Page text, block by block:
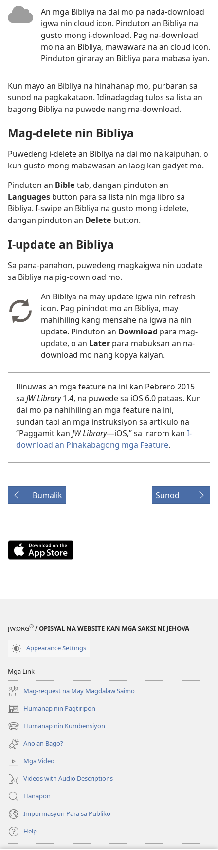
An mga Bibliya na dai mo pa nada-download
igwa nin cloud icon. Pinduton an Bibliya na
gusto mong i-download. Pag na-download
mo na an Bibliya, mawawara na an cloud icon.
Pinduton giraray an Bibliya para mabasa iyan.
Kun mayo an Bibliya na hinahanap mo, purbaran sa
sunod na pagkakataon. Idinadagdag tulos sa lista an
bagong Bibliya na puwede nang ma-download.
Mag-delete nin Bibliya
Puwedeng i-delete an Bibliya na dai mo na kaipuhan, o
kun gusto mong mabawasan an laog kan gadyet mo.
Pinduton an Bible tab, dangan pinduton an
Languages button para sa lista nin mga libro sa
Bibliya. I-swipe an Bibliya na gusto mong i-delete,
dangan pinduton an Delete button.
I-update an Bibliya
Sa pana-panahon, puwedeng magkaigwa nin update
sa Bibliya na pig-download mo.
An Bibliya na may update igwa nin refresh
icon. Pag pinindot mo an Bibliya, may
mahihiling kang mensahe na igwa na nin
update. Pinduton an Download para mag-
update, o an Later para mabuksan an na-
download mo nang kopya kaiyan.
Ilinuwas an mga feature na ini kan Pebrero 2015
sa JW Library1.4, na puwede sa iOS 6.0 pataas. Kun
dai mo pa nahihiling an mga feature na ini,
sundan tabi an mga instruksiyon sa artikulo na
“Paggamit kan JW Library​—iOS,” sa irarom kan I-
download an Pinakabagong mga Feature.
Bumalik Sunod
Download
on
window)
JW.ORG® / OPISYAL NA WEBSITE KAN MGA SAKSI NI JEHOVA
Appearance Settings
Mga Link
Mag-request na May Magdalaw Saimo
Humanap nin Pagtiripon
(opens
new
window)
Humanap nin Kumbensiyon
(opens
new
window)
Ano an Bago?
Mga Video
Videos with Audio Descriptions
Hanapon
Impormasyon Para sa Publiko
Help